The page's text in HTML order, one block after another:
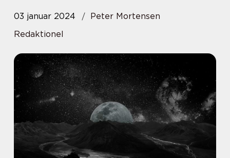
03 januar 2024
Peter Mortensen
Redaktionel